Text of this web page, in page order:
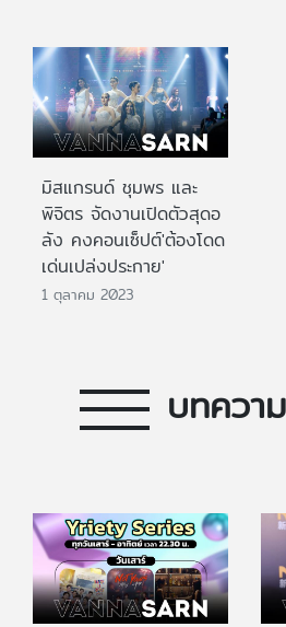
มิสแกรนด์ ชุมพร และ
พิจิตร จัดงานเปิดตัวสุดอ
ลัง คงคอนเซ็ปต์'ต้องโดด
เด่นเปล่งประกาย'
1 ตุลาคม 2023
บทควา